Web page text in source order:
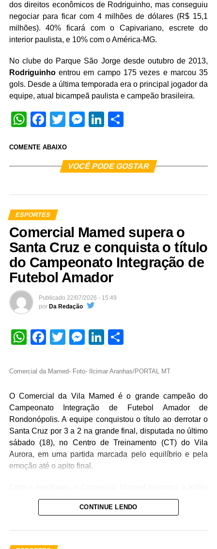
dos direitos econômicos de Rodriguinho, mas conseguiu
negociar para ficar com 4 milhões de dólares (R$ 15,1
milhões). 40% ficará com o Capivariano, escrete do
interior paulista, e 10% com o América-MG.
No clube do Parque São Jorge desde outubro de 2013,
Rodriguinho entrou em campo 175 vezes e marcou 35
gols. Desde a última temporada era o principal jogador da
equipe, atual bicampeã paulista e campeão brasileira.
WhatsApp
Facebook
TwitterMessenger
LinkedIn
COMENTE ABAIXO
VOCÊ PODE GOSTAR
ESPORTES
Comercial Mamed supera o
Santa Cruz e conquista o título
do Campeonato Integração de
Futebol Amador
Publicado 22/07/2026 - 15:49
por Da Redação
WhatsApp
Facebook
TwitterMessenger
LinkedIn
Comercial da Mamed- Foto- Ilcimar Aranhas/PORTAL MT
O Comercial da Vila Mamed é o grande campeão do
Campeonato Integração de Futebol Amador de
Rondonópolis. A equipe conquistou o título ao derrotar o
Santa Cruz por 3 a 2 na grande final, disputada no último
sábado (18), no Centro de Treinamento (CT) do Vila
Aurora, em uma partida marcada pelo equilíbrio e pela
emoção até o apito final.
da competição, coroando uma campanha consistente ao
longo do campeonato, que reuniu 16 equipes e
entre atletas, torcedores e comunidades.
CONTINUE LENDO